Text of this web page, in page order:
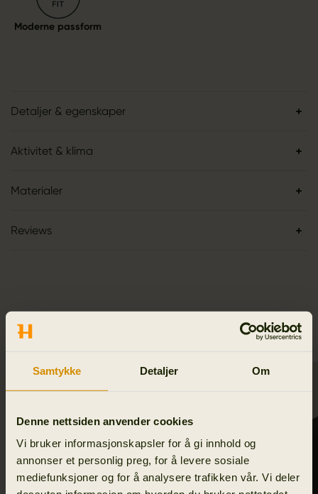
Samtykke Detaljer Om
Denne nettsiden anvender cookies
Vi bruker informasjonskapsler for å gi innhold og
annonser et personlig preg, for å levere sosiale
mediefunksjoner og for å analysere trafikken vår. Vi deler
Moderne passform
Detaljer & egenskaper
Aktivitet & klima
Materialer
Reviews
LIGNENDE PRODUKTER